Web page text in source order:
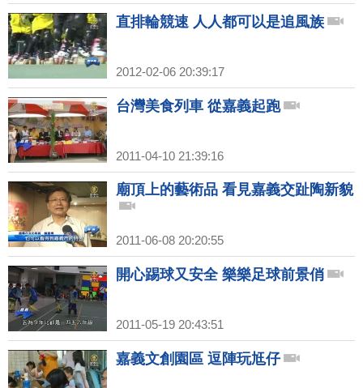
直排輪競速 人人都可以是追風族
2012-02-06 20:39:17
台灣美食列車 從嘉義起跑
2011-04-10 21:39:16
廟頂上的藝術品 看見嘉義交趾陶新貌
2011-06-08 20:20:55
開心踢球又安全 樂樂足球前景俏
2011-05-19 20:43:51
嘉義文創園區 逗陣玩尪仔